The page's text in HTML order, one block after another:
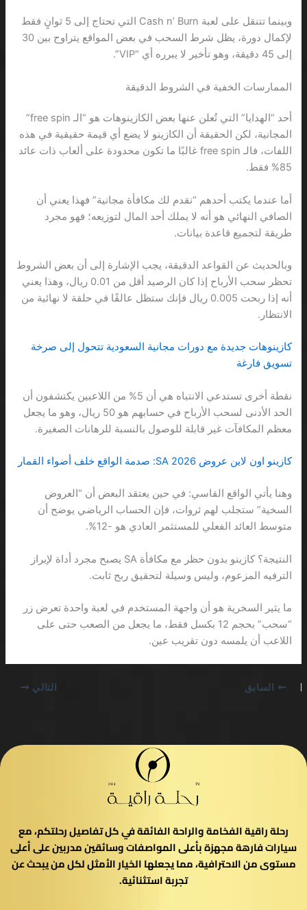
وبينما تتنقل على لعبة Cash n’ Burn التي تحتاج إلى 5 ثوانٍ فقط
لإكمال دورة، يظل شرط السحب في بعض المواقع يتراوح بين 30
إلى 45 دقيقة، وهو تأخير لا يبرره أي “VIP”.
الممارسات الخفية في الشروط الدقيقة
أحد “الهدايا” التي تُعلن عنها بعض الكازينوهات هو “الـ free spin”
المجانية، لكن الحقيقة أن الكازينو لا يضع أي قيمة حقيقية في هذه
اللفات، فالـ free spin غالبًا ما تكون محدودة على ألعاب ذات عائد
85% فقط.
أما عندما يكتب أحدهم “نقدم لك مكافأة مجانية” فهذا يعني أن
الصافي النهائي هو أنه لا يملك أحد المال لتوزيعه؛ فهو مجرد
طريقة لتجميع قاعدة بيانات.
وبالحديث عن القواعد الدقيقة، يجب الإشارة إلى أن بعض الشروط
تحظر سحب الأرباح إذا كان الرصيد أقل من 0.01 ريال، وهذا يعني
أنه إذا ربحت 0.005 ريال فإنك ستظل عالقًا في حلقة لا نهائية من
الانتظار.
كازينوهات جديدة مع دورات مجانية السعودية تتحول إلى صرخة
تسويق فارغة
نقطة أخرى تستدعي الانتباه هي أن 5% من اللاعبين يكتشفون أن
الحد الأدنى لسحب الأرباح في حسابهم هو 50 ريال، وهو ما يجعل
معظم المكافآت غير قابلة للوصول بالنسبة للرهانات الصغيرة.
كازينو اون لاين عروض 2026 SA: صدمة الواقع خلف أضواء القمار
وهنا يأتي الواقع القاسي: في حين يعتقد البعض أن “العروض
السخية” ستجلب لهم ثروات، فإن الحساب الرياضي يوضح أن
متوسط العائد الفعلي للمستثمر العادي هو -12%.
النتيجة؟ كازينو بدون حظر مع مكافأة SA يصبح مجرد أداة لإبراز
الترفيه المزعوم، وليس وسيلة لتحقيق ربح ثابت.
ما يثير السخرية هو أن واجهة المستخدم في لعبة واحدة تعرض زر
“سحب” بحجم 12 بكسل فقط، ما يجعل من الصعب حتى على
اللاعب أن يلمسه دون تقريب عين.
السابق التالي
رحلة راقية الفخامة والراحة الفائقة في كل تفاصيل رحلتكم، مع
سيارات فارهة مجهزة بأعلى المواصفات وسائقين مدربين على أعلى
مستوى من الاحترافية، مما يجعلها الخيار الأمثل لكل من يبحث عن
تجربة استثنائية.